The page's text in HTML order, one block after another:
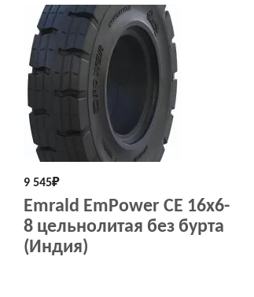
9 545₽
Emrald EmPower СЕ 16х6-
8 цельнолитая без бурта
(Индия)